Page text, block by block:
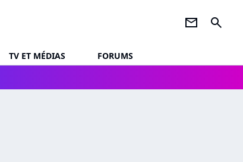
newsletter search
TV ET MÉDIAS
FORUMS